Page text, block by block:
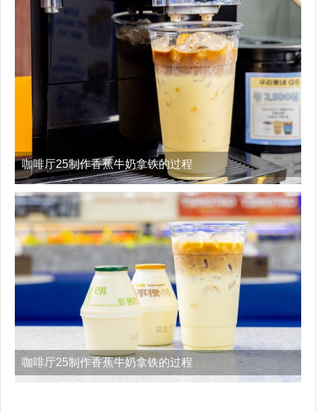
咖啡厅25制作香蕉牛奶拿铁的过程
咖啡厅25制作香蕉牛奶拿铁的过程